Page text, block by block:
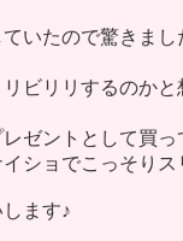
いたので驚きま
ビリリするのか
ゼントとして買
ショでこっそり
ます♪